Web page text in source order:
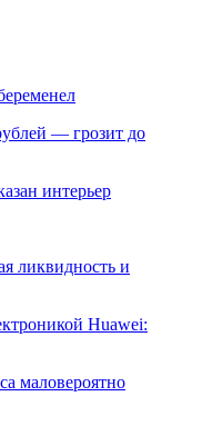
— грозит до
интерьер
ликвидность и
Huawei:
маловероятно